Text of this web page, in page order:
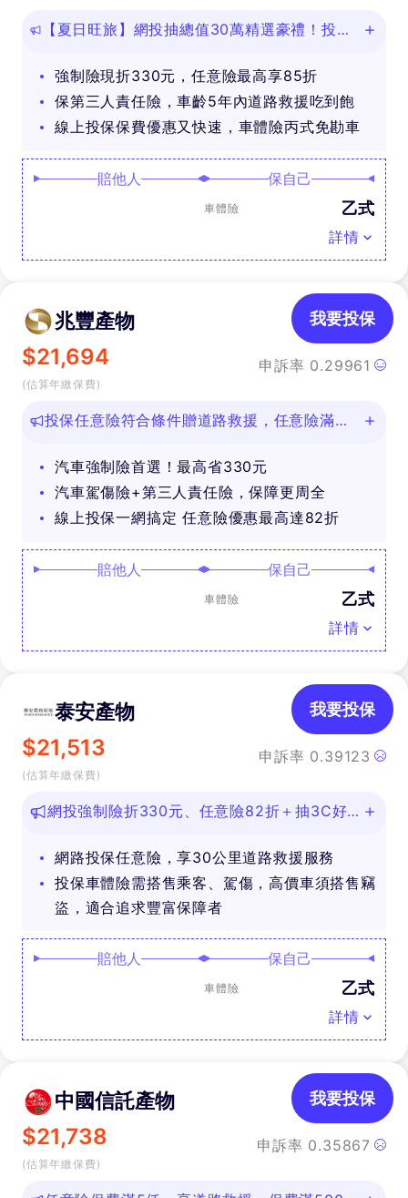
【夏日旺旅】網投抽總值30萬精選豪禮！投保
強制險現折330元，任意險最高享85折
保第三人責任險，車齡5年內道路救援吃到飽
線上投保保費優惠又快速，車體險丙式免勘車
賠他人 保自己
車體險 乙式
詳情
兆豐產物
$21,694
(估算年繳保費)
申訴率 0.29961
我要投保
投保任意險符合條件贈道路救援，任意險滿
汽車強制險首選！最高省330元
汽車駕傷險+第三人責任險，保障更周全
線上投保一網搞定 任意險優惠最高達82折
賠他人 保自己
車體險 乙式
詳情
泰安產物
$21,513
(估算年繳保費)
申訴率 0.39123
我要投保
網投強制險折330元、任意險82折＋抽3C好
網路投保任意險，享30公里道路救援服務
投保車體險需搭售乘客、駕傷，高價車須搭售竊
盜，適合追求豐富保障者
賠他人 保自己
車體險 乙式
詳情
中國信託產物
$21,738
(估算年繳保費)
申訴率 0.35867
我要投保